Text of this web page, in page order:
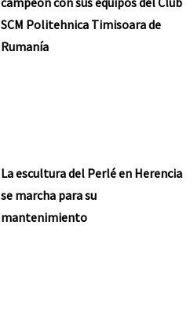
SCM Politehnica Timisoara de
Rumanía
La escultura del Perlé en Herencia
se marcha para su
mantenimiento